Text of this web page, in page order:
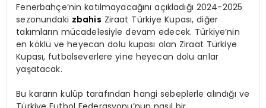
Fenerbahçe’nin katılmayacağını açıkladığı 2024-2025
sezonundaki zbahis Ziraat Türkiye Kupası, diğer
takımların mücadelesiyle devam edecek. Türkiye’nin
en köklü ve heyecan dolu kupası olan Ziraat Türkiye
Kupası, futbolseverlere yine heyecan dolu anlar
yaşatacak.
Bu kararın kulüp tarafından hangi sebeplerle alındığı ve